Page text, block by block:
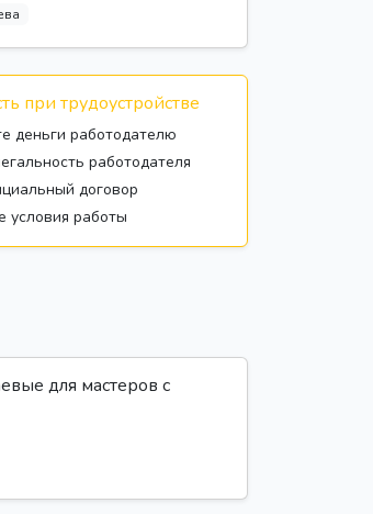
при трудоустройстве
деньги работодателю
работодателя
договор
условия работы
для мастеров с